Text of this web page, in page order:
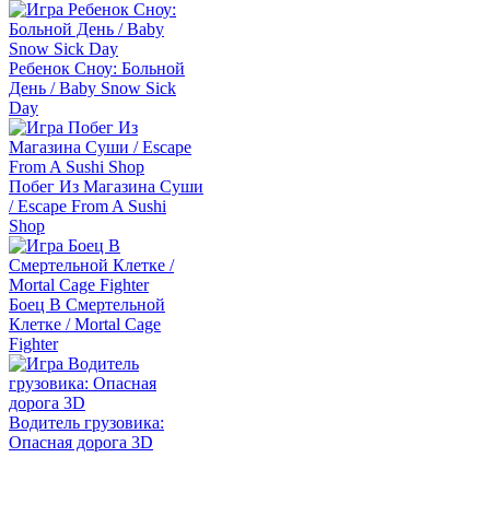
Ребенок Сноу: Больной
День / Baby Snow Sick
Day
Побег Из Магазина Суши
/ Escape From A Sushi
Shop
Боец В Смертельной
Клетке / Mortal Cage
Fighter
Водитель грузовика:
Опасная дорога 3D